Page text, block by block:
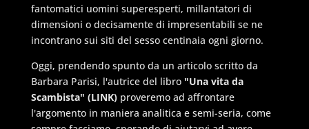
fantomatici uomini superesperti, millantatori di
dimensioni o decisamente di impresentabili se ne
incontrano sui siti del sesso centinaia ogni giorno.
Oggi, prendendo spunto da un articolo scritto da
Barbara Parisi, l'autrice del libro "Una vita da
Scambista" (LINK) proveremo ad affrontare
l'argomento in maniera analitica e semi-seria, come